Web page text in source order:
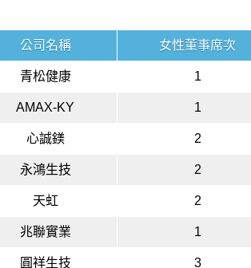
公司名稱 女性董事席次
青松健康 1
AMAX-KY 1
心誠鎂 2
永鴻生技 2
天虹 2
兆聯實業 1
圓祥生技 3